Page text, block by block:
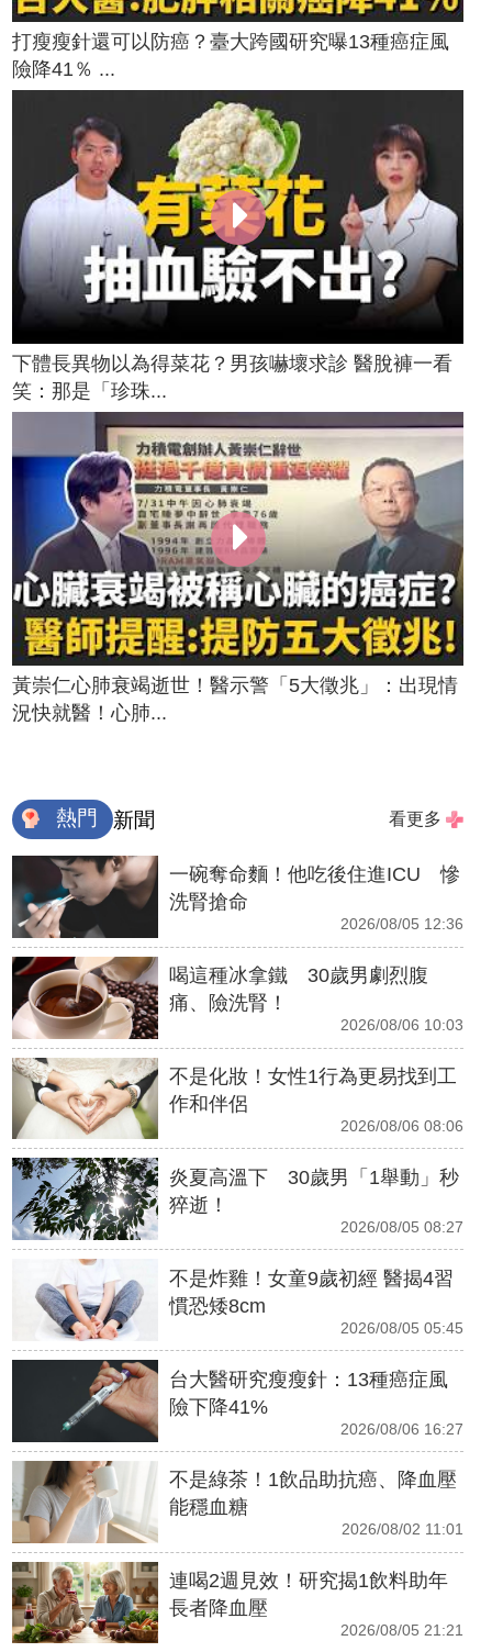
打瘦瘦針還可以防癌？臺大跨國研究曝13種癌症風
險降41％ ...
下體長異物以為得菜花？男孩嚇壞求診 醫脫褲一看
笑：那是「珍珠...
黃崇仁心肺衰竭逝世！醫示警「5大徵兆」：出現情
況快就醫！心肺...
熱門 新聞 看更多
一碗奪命麵！他吃後住進ICU 慘
洗腎搶命
2026/08/05 12:36
喝這種冰拿鐵 30歲男劇烈腹
痛、險洗腎！
2026/08/06 10:03
不是化妝！女性1行為更易找到工
作和伴侶
2026/08/06 08:06
炎夏高溫下 30歲男「1舉動」秒
猝逝！
2026/08/05 08:27
不是炸雞！女童9歲初經 醫揭4習
慣恐矮8cm
2026/08/05 05:45
台大醫研究瘦瘦針：13種癌症風
險下降41%
2026/08/06 16:27
不是綠茶！1飲品助抗癌、降血壓
能穩血糖
2026/08/02 11:01
連喝2週見效！研究揭1飲料助年
長者降血壓
2026/08/05 21:21